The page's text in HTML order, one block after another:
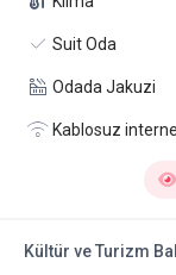
Suit Oda
Odada Jakuzi
Kablosuz
Kültür ve Turizm